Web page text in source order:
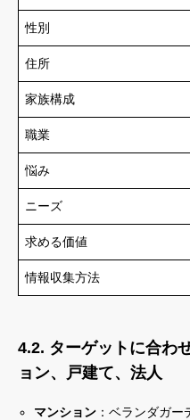
性別
住所
家族構成
職業
悩み
ニーズ
求める価値
情報収集方法
4.2. ターゲットに合わ
ョン、戸建て、法人
マンション ：ベランダガ